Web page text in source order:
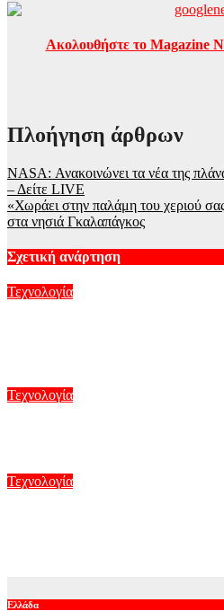
Ακολουθήστε το Magazine
Πλοήγηση άρθρων
NASA: Ανακοινώνει τα νέα της
– Δείτε LIVE
«Χωράει στην παλάμη του χεριού
στα νησιά Γκαλαπάγκος
Σχετική ανάρτηση
Τεχνολογία
Τεχνολογία
Τεχνολογία
Ελλάδα